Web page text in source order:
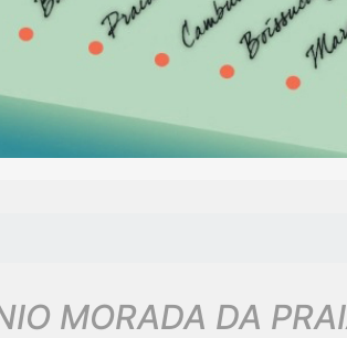
MORADA DA